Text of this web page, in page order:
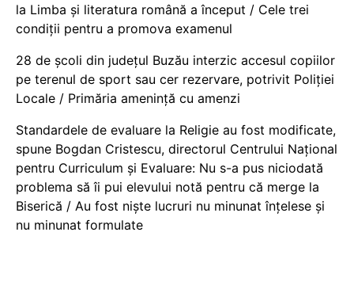
la Limba și literatura română a început / Cele trei
condiții pentru a promova examenul
28 de școli din județul Buzău interzic accesul copiilor
pe terenul de sport sau cer rezervare, potrivit Poliției
Locale / Primăria amenință cu amenzi
Standardele de evaluare la Religie au fost modificate,
spune Bogdan Cristescu, directorul Centrului Național
pentru Curriculum și Evaluare: Nu s-a pus niciodată
problema să îi pui elevului notă pentru că merge la
Biserică / Au fost niște lucruri nu minunat înțelese și
nu minunat formulate